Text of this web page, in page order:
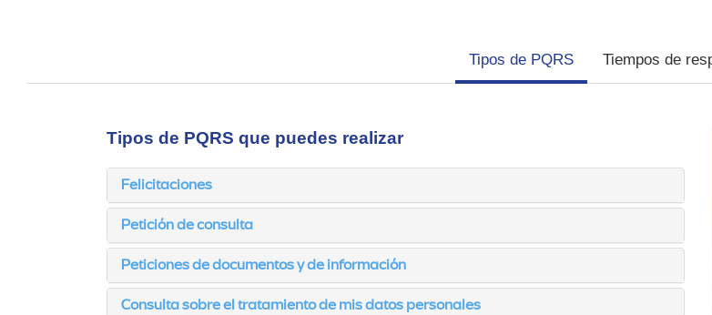
Tipos de PQRS Tiempos de
Tipos de PQRS que puedes realizar
Felicitaciones
Petición de consulta
Peticiones de documentos y de información
Consulta sobre el tratamiento de mis datos personales